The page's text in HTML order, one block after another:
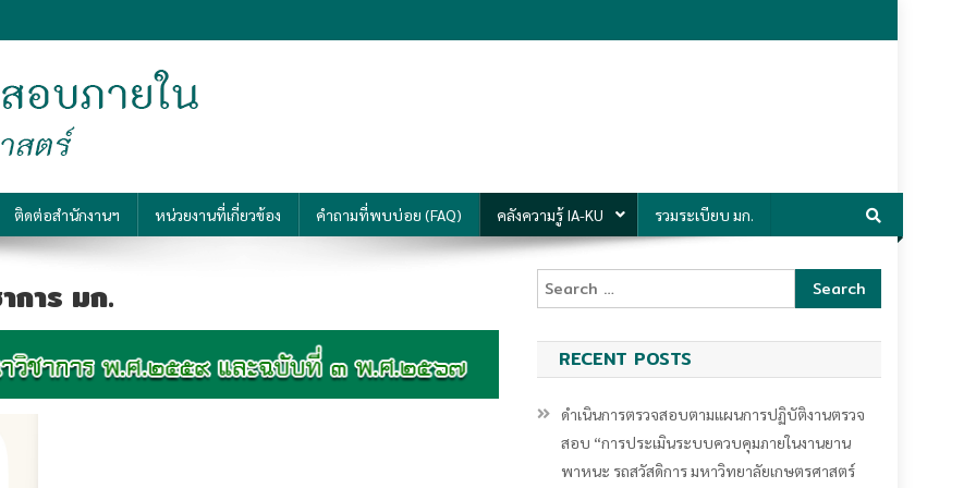
ยใน มหาวิทยาลัยเกษตรศาสตร์
ติดต่อสำนักงานฯ
หน่วยงานที่เกี่ยวข้อง คำถามที่พบบ่อย (FAQ) คลังความรู้ IA-KU รวมระเบียบ มก.
การ มก.
Search
for:
RECENT POSTS
ดำเนินการตรวจสอบตามแผนการปฏิบัติงานตรวจ
สอบ “การประเมินระบบควบคุมภายในงานยาน
พาหนะ รถสวัสดิการ มหาวิทยาลัยเกษตรศาสตร์